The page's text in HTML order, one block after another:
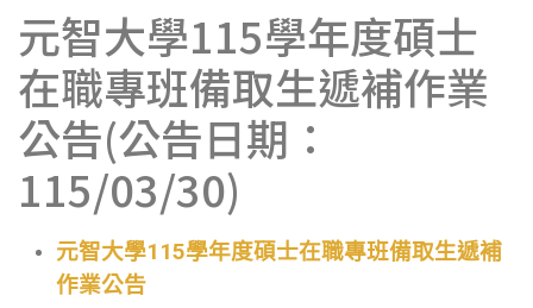
元智大學115學年度碩士
在職專班備取生遞補作業
公告(公告日期：
115/03/30)
元智大學115學年度碩士在職專班備取生遞補
作業公告